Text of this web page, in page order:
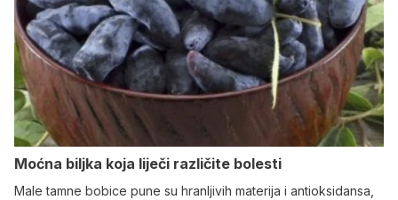
Moćna biljka koja liječi različite bolesti
Male tamne bobice pune su hranljivih materija i antioksidansa,